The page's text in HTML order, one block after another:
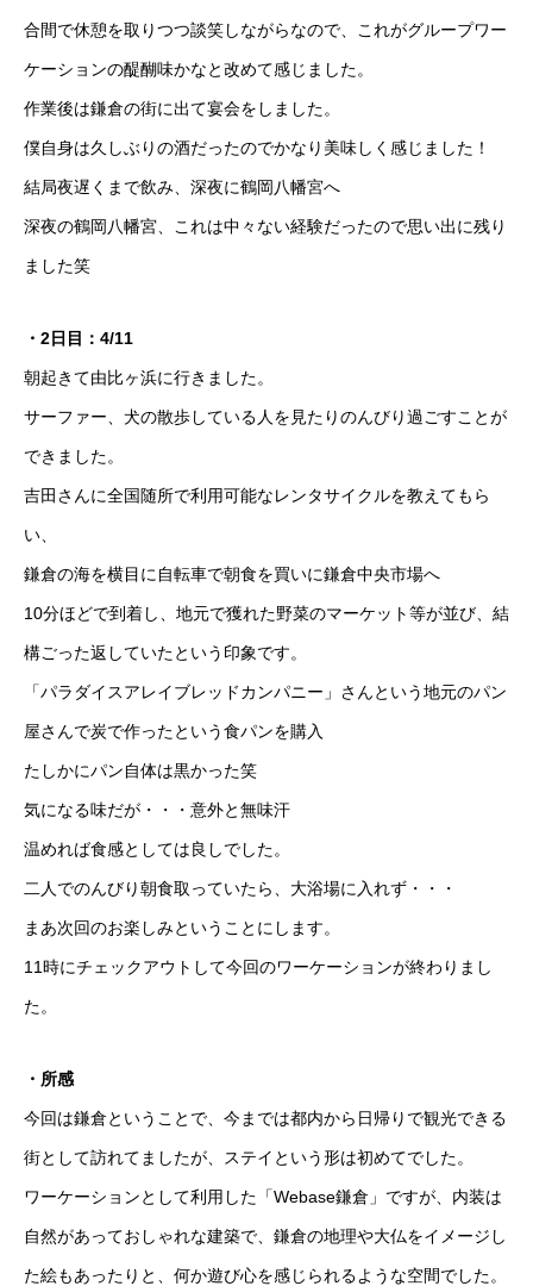
合間で休憩を取りつつ談笑しながらなので、これがグループワー
ケーションの醍醐味かなと改めて感じました。
作業後は鎌倉の街に出て宴会をしました。
僕自身は久しぶりの酒だったのでかなり美味しく感じました！
結局夜遅くまで飲み、深夜に鶴岡八幡宮へ
深夜の鶴岡八幡宮、これは中々ない経験だったので思い出に残り
ました笑
・2日目：4/11
朝起きて由比ヶ浜に行きました。
サーファー、犬の散歩している人を見たりのんびり過ごすことが
できました。
吉田さんに全国随所で利用可能なレンタサイクルを教えてもら
い、
鎌倉の海を横目に自転車で朝食を買いに鎌倉中央市場へ
10分ほどで到着し、地元で獲れた野菜のマーケット等が並び、結
構ごった返していたという印象です。
「パラダイスアレイブレッドカンパニー」さんという地元のパン
屋さんで炭で作ったという食パンを購入
たしかにパン自体は黒かった笑
気になる味だが・・・意外と無味汗
温めれば食感としては良しでした。
二人でのんびり朝食取っていたら、大浴場に入れず・・・
まあ次回のお楽しみということにします。
11時にチェックアウトして今回のワーケーションが終わりまし
た。
・所感
今回は鎌倉ということで、今までは都内から日帰りで観光できる
街として訪れてましたが、ステイという形は初めてでした。
ワーケーションとして利用した「Webase鎌倉」ですが、内装は
自然があっておしゃれな建築で、鎌倉の地理や大仏をイメージし
た絵もあったりと、何か遊び心を感じられるような空間でした。